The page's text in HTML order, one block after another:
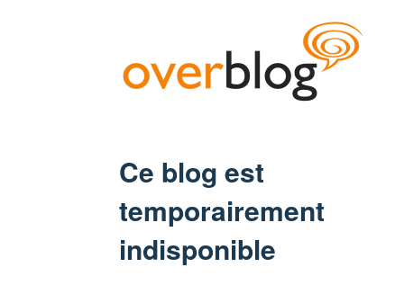
Ce blog est
temporairement
indisponible